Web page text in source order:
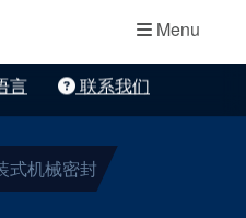
Menu
械密
封
言 联系我们
式机械密封